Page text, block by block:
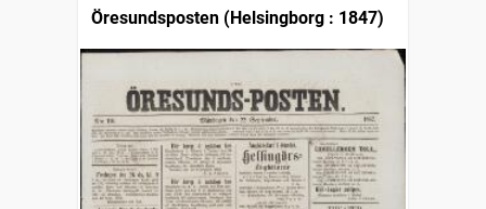
Öresundsposten (Helsingborg : 1847)